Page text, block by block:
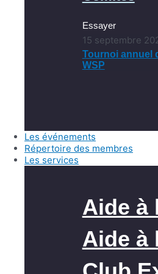
Essayer
15 septembre
Tournoi annuel
WSP
Les événements
Répertoire des membres
Les services
Aide à
Aide à